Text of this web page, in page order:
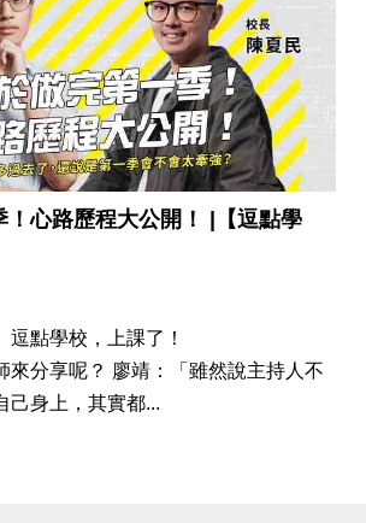
！心路歷程大公開！ |【逗點學
逗點學校，上課了！
來分享呢？ 廖靖：「雖然說主持人不
己身上，其實都...